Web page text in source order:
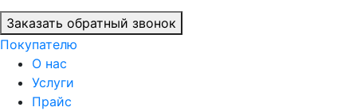
Заказать обратный звонок
Покупателю
О нас
Услуги
Прайс